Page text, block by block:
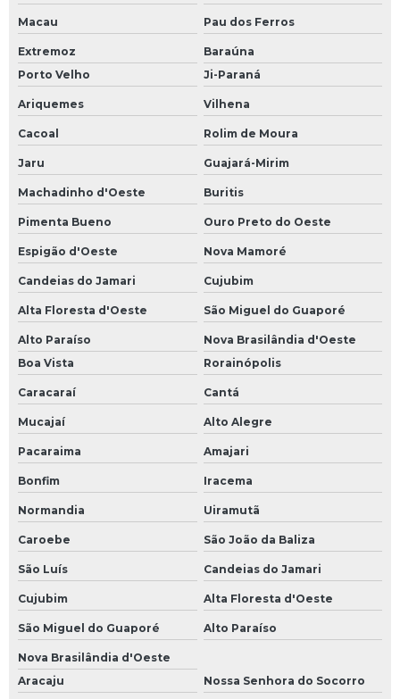
Macau Pau dos Ferros
Extremoz
Baraúna
Porto Velho
Ji-Paraná
Ariquemes Vilhena
Cacoal Rolim de Moura
Jaru Guajará-Mirim
Machadinho d'Oeste Buritis
Pimenta Bueno Ouro Preto do Oeste
Espigão d'Oeste Nova Mamoré
Candeias do Jamari Cujubim
Alta Floresta d'Oeste São Miguel do Guaporé
Alto Paraíso
Nova Brasilândia d'Oeste
Boa Vista
Rorainópolis
Caracaraí Cantá
Mucajaí Alto Alegre
Pacaraima Amajari
Bonfim Iracema
Normandia Uiramutã
Caroebe São João da Baliza
São Luís Candeias do Jamari
Cujubim Alta Floresta d'Oeste
São Miguel do Guaporé Alto Paraíso
Nova Brasilândia d'Oeste
Aracaju
Nossa Senhora do Socorro